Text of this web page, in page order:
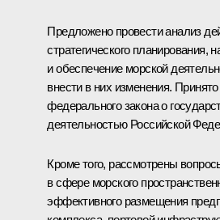
Предложено провести анализ
стратегического планирования,
и обеспечение морской
внести в них изменения.
федерального закона о
деятельностью Российской
Кроме того, рассмотрены
в сфере морского
эффективного размещения